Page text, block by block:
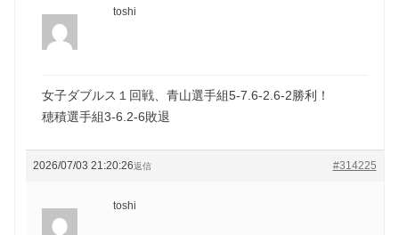
toshi
女子ダブルス１回戦、青山選手組5-7.6-2.6-2勝利！
穂積選手組3-6.2-6敗退
2026/07/03 21:20:26 #314225
返信
toshi